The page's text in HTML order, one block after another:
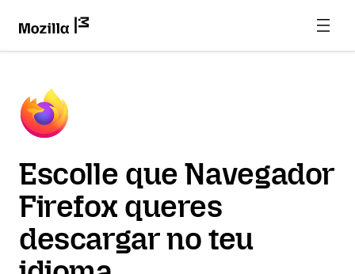
Escolle que Navegador
Firefox queres
descargar no teu